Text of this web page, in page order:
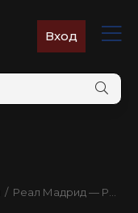
Вход
/ Реал Мадрид — Райо Вальекано